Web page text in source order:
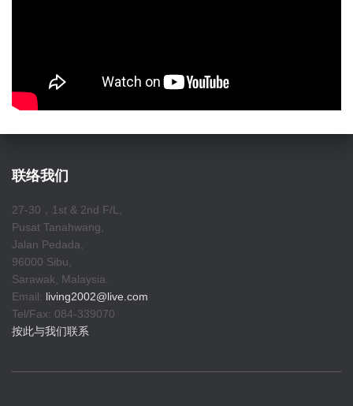
联络我们
27-30，1st & 2nd F/L,
Pusat Tanahwang,
Jalan Pedada,
96000 Sibu,
Sarawak, Malaysia.
Email: living2002@live.com
Tel/Fax: 084-339070
按此与我们联系